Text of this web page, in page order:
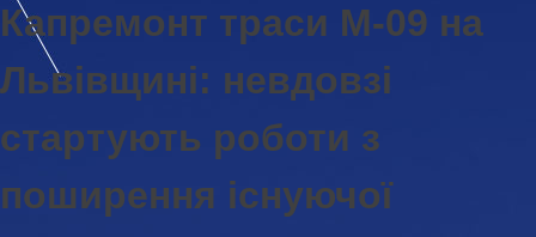
Капремонт траси М-09 на
Львівщині: невдовзі
стартують роботи з
поширення існуючої